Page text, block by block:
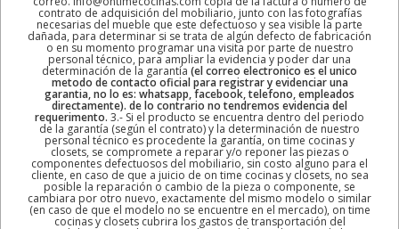
contrato de adquisición del mobiliario, junto con las fotografías
necesarias del mueble que este defectuoso y sea visible la parte
dañada, para determinar si se trata de algún defecto de fabricación
o en su momento programar una visita por parte de nuestro
personal técnico, para ampliar la evidencia y poder dar una
determinación de la garantía (el correo electronico es el unico
metodo de contacto oficial para registrar y evidenciar una
garantia, no lo es: whatsapp, facebook, telefono, empleados
directamente). de lo contrario no tendremos evidencia del
requerimento. 3.- Si el producto se encuentra dentro del periodo
de la garantía (según el contrato) y la determinación de nuestro
personal técnico es procedente la garantía, on time cocinas y
closets, se compromete a reparar y/o reponer las piezas o
componentes defectuosos del mobiliario, sin costo alguno para el
cliente, en caso de que a juicio de on time cocinas y closets, no sea
posible la reparación o cambio de la pieza o componente, se
cambiara por otro nuevo, exactamente del mismo modelo o similar
(en caso de que el modelo no se encuentre en el mercado), on time
cocinas y closets cubrira los gastos de transportación del